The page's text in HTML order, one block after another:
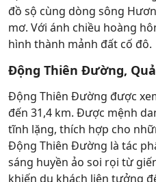
đồ sộ cùng dòng sông
mơ. Với ánh chiều hoàng
hình thành mảnh đất cố đô.
Động Thiên Đường,
Động Thiên Đường được
đến 31,4 km. Được mệnh
tĩnh lặng, thích hợp cho
Động Thiên Đường là tác
sáng huyền ảo soi rọi từ
khiến du khách liên tưởng